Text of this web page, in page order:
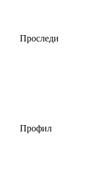
Проследи
Профил